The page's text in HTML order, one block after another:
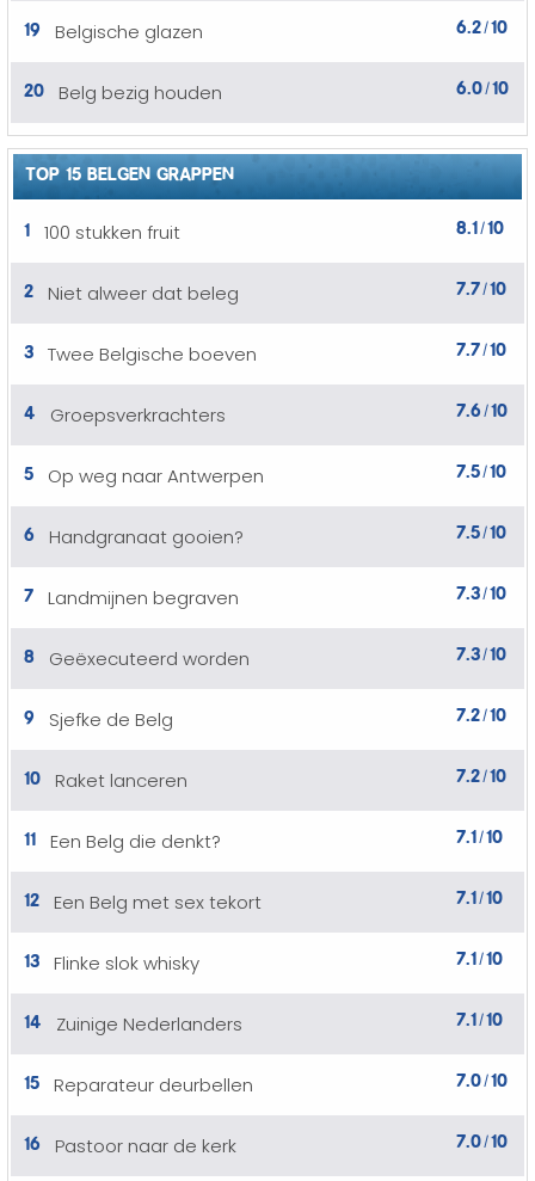
19 Belgische glazen 6.2/10
20 Belg bezig houden 6.0/10
TOP 15 BELGEN GRAPPEN
1 100 stukken fruit 8.1/10
2 Niet alweer dat beleg 7.7/10
3 Twee Belgische boeven 7.7/10
4 Groepsverkrachters 7.6 /10
5 Op weg naar Antwerpen 7.5/10
6 Handgranaat gooien? 7.5/10
7 Landmijnen begraven 7.3/10
8 Geëxecuteerd worden 7.3/10
9 Sjefke de Belg 7.2/10
10 Raket lanceren 7.2/10
11 Een Belg die denkt? 7.1/10
12 Een Belg met sex tekort 7.1/10
13 Flinke slok whisky 7.1/10
14 Zuinige Nederlanders 7.1/10
15 Reparateur deurbellen 7.0/10
16 Pastoor naar de kerk 7.0/10